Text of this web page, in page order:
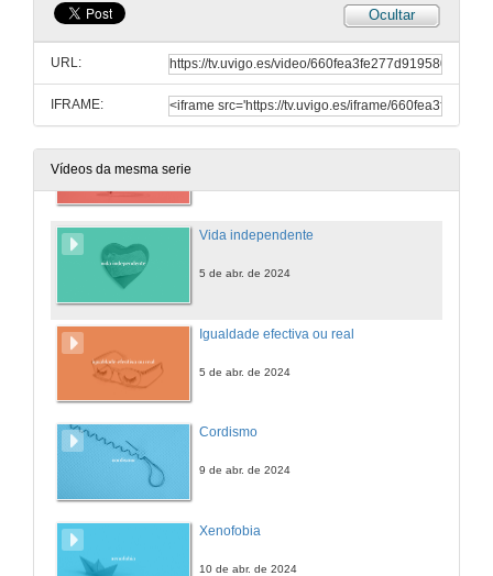
Ocultar
URL:
IFRAME:
Vídeos da mesma serie
5 de abr. de 2024
Vida independente
5 de abr. de 2024
Igualdade efectiva ou real
5 de abr. de 2024
Cordismo
9 de abr. de 2024
Xenofobia
10 de abr. de 2024